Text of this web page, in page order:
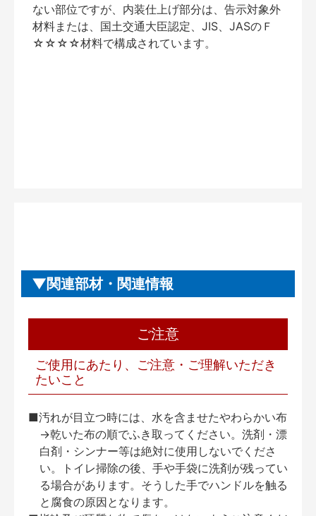
ない部位ですが、内装仕上げ部分は、告示対象外
材料または、国土交通大臣認定、JIS、JASのＦ
☆☆☆☆材料で構成されています。
関連部材・関連情報
ご注意
ご使用にあたり、ご注意・ご理解いただき
たいこと
■汚れが目立つ時には、水を含ませたやわらかい布
→乾いた布の順でふき取ってください。洗剤・漂
白剤・シンナー等は絶対に使用しないでくださ
い。トイレ掃除の後、手や手袋に洗剤が残ってい
る場合があります。そうした手でハンドルを触る
と腐食の原因となります。